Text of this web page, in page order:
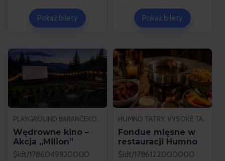
Pokaż bilety Pokaż bilety
PLAYGROUND BARANČEKOVO, DEMÄNOVSKÁ DOLINA
Wędrowne kino –
Akcja „Milion”
$idt/1786049100000
HUMNO TATRY, VYSOKÉ TATRY
Fondue mięsne w
restauracji Humno
$idt/1786122000000